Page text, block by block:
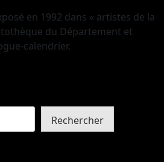
en 1992 dans « artistes de la
du Département et
calendrier.
Rechercher